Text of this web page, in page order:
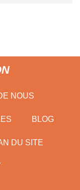
NOUS
BLOG
DU SITE